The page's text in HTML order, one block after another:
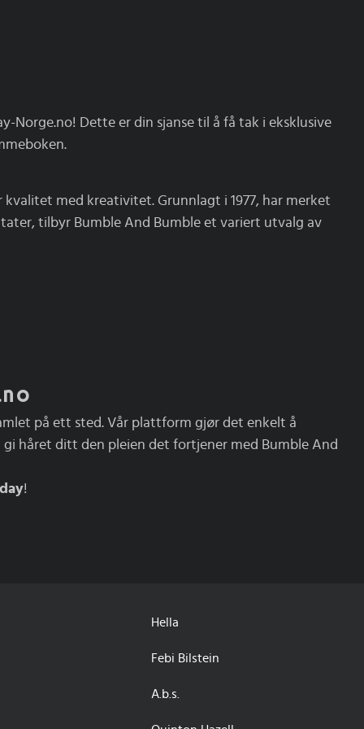
Norge.no! Dette er din sjanse til å få tak i eksklusive
med kreativitet. Grunnlagt i 1977, har merket
tilbyr Bumble And Bumble et variert utvalg av
på ett sted. Vår plattform gjør det enkelt å
håret ditt den pleien det fortjener med Bumble And
!
Hella
Febi Bilstein
A.b.s.